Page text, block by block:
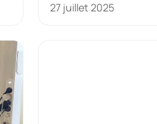
27 juillet 2025